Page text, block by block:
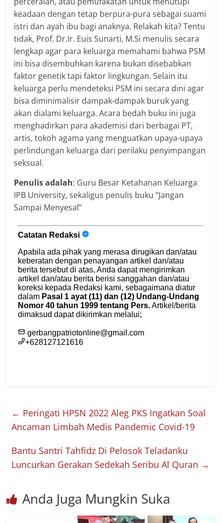
keadaan dengan tetap berpura-pura sebagai suami
istri dan ayah ibu bagi anaknya. Relakah kita? Tentu
tidak, Prof. Dr.Ir. Euis Sunarti, M.Si menulis secara
lengkap agar para keluarga memahami bahwa PSM
ini bisa disembuhkan karena bukan disebabkan
faktor genetik tapi faktor lingkungan. Selain itu
keluarga perlu mendeteksi PSM ini secara dini agar
bisa diminimalisir dampak-dampak buruk yang
akan dialami keluarga. Acara bedah buku ini juga
menghadirkan para akademisi dari berbagai PT,
artis, tokoh agama yang menguatkan upaya-upaya
perlindungan keluarga dari perilaku penyimpangan
seksual.
Penulis adalah: Guru Besar Ketahanan Keluarga
IPB University, sekaligus penulis buku “Jangan
Sampai Menyesal”
← Peringati HPSN 2022 Aleg PKS Ingatkan Soal
Ancaman Limbah Medis Pandemic Covid-19
Bantu Santri Tahfidz Di Pelosok Teladanku
Luncurkan Gerakan Sedekah Seribu Al Quran →
Anda Juga Mungkin Suka